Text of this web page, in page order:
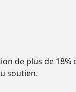
de plus de 18%
soutien.